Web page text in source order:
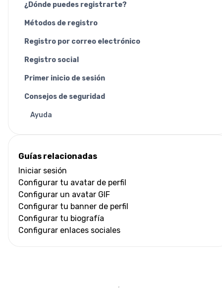
¿Dónde puedes registrarte?
Métodos de registro
Registro por correo electrónico
Registro social
Primer inicio de sesión
Consejos de seguridad
Ayuda
Guías relacionadas
Iniciar sesión
Configurar tu avatar de perfil
Configurar un avatar GIF
Configurar tu banner de perfil
Configurar tu biografía
Configurar enlaces sociales